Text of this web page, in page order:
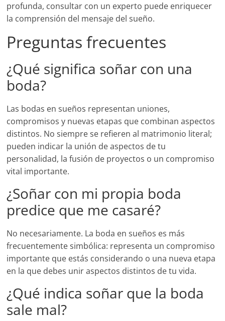
profunda, consultar con un experto puede enriquecer
la comprensión del mensaje del sueño.
Preguntas frecuentes
¿Qué significa soñar con una
boda?
Las bodas en sueños representan uniones,
compromisos y nuevas etapas que combinan aspectos
distintos. No siempre se refieren al matrimonio literal;
pueden indicar la unión de aspectos de tu
personalidad, la fusión de proyectos o un compromiso
vital importante.
¿Soñar con mi propia boda
predice que me casaré?
No necesariamente. La boda en sueños es más
frecuentemente simbólica: representa un compromiso
importante que estás considerando o una nueva etapa
en la que debes unir aspectos distintos de tu vida.
¿Qué indica soñar que la boda
sale mal?